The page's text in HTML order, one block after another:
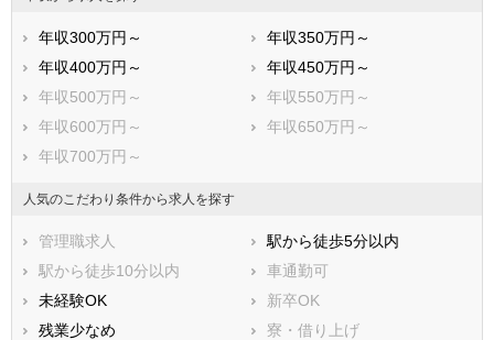
年収300万円～
年収350万円～
年収400万円～
年収450万円～
年収500万円～
年収550万円～
年収600万円～
年収650万円～
年収700万円～
人気のこだわり条件から求人を探す
管理職求人
駅から徒歩5分以内
駅から徒歩10分以内
車通勤可
未経験OK
新卒OK
残業少なめ
寮・借り上げ